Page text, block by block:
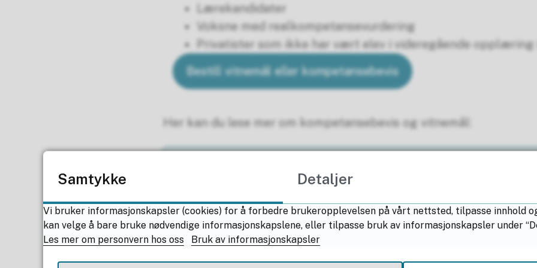
Lærekandidater
Voksne med realkompetansevurdering
Privatister som ikke har vært elev i videregående
Bestill vitnemål eller kompetansebevis
Her kan du lese mer om kompetansebevis og vitnemål:
Vitnemål
Samtykke Detaljer
Vi bruker informasjonskapsler (cookies) for å forbedre brukeropplevelsen på vårt nettsted, tilpasse innhold
kan velge å bare bruke nødvendige informasjonskapslene, eller tilpasse bruk av informasjonskapsler under
Les mer om personvern hos oss
Bruk av informasjonskapsler